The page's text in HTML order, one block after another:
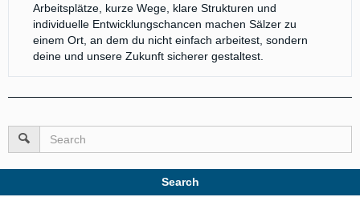
Arbeitsplätze, kurze Wege, klare Strukturen und
individuelle Entwicklungschancen machen Sälzer zu
einem Ort, an dem du nicht einfach arbeitest, sondern
deine und unsere Zukunft sicherer gestaltest.
Search